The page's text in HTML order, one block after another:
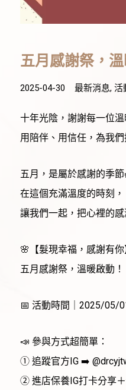
五月感謝祭，
2025-04-30 最新消息, 活
十年光陰，謝謝每一位溫
用陪伴、用信任，為我
五月，是屬於感謝的季節
在這個充滿溫度的時刻，
讓我們一起，把心裡的
🌸【髮現幸福，感謝有你
五月感謝祭，溫暖啟動！
📅 活動時間｜2025/05/
📣 參與方式超簡單：
① 追蹤官方IG ➡️
② 進店保養IG打卡分享